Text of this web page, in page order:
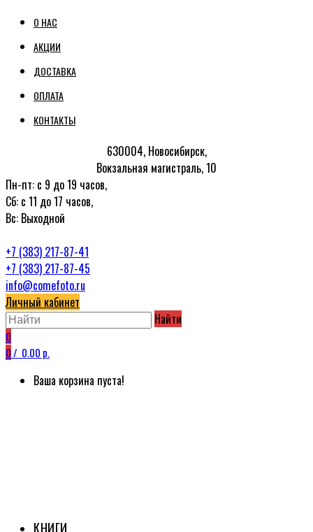
О НАС
АКЦИИ
ДОСТАВКА
ОПЛАТА
КОНТАКТЫ
630004, Новосибирск,
Вокзальная магистраль, 10
Пн-пт: с 9 до 19 часов,
Сб: с 11 до 17 часов,
Вс: Выходной
+7 (383) 217-87-41
+7 (383) 217-87-45
info@comefoto.ru
Личный кабинет
Найти
0
0/ 0.00 р.
Ваша корзина пуста!
КНИГИ